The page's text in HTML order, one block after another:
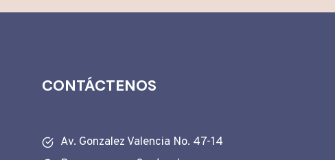
CONTÁCTENOS
Av. Gonzalez Valencia No. 47-14